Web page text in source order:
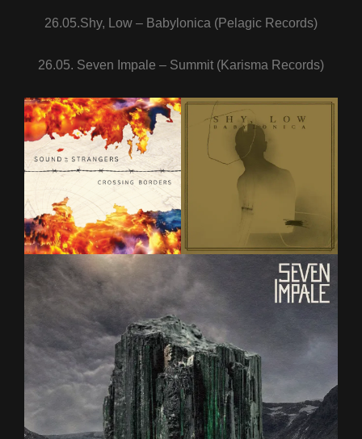
26.05.Shy, Low – Babylonica (Pelagic Records)
26.05. Seven Impale – Summit (Karisma Records)